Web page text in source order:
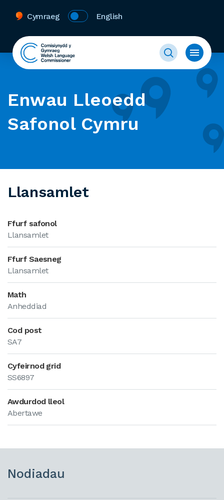
Cymraeg English
Enwau Lleoedd
Safonol Cymru
Llansamlet
Ffurf safonol
Llansamlet
Ffurf Saesneg
Llansamlet
Math
Anheddiad
Cod post
SA7
Cyfeirnod grid
SS6897
Awdurdod lleol
Abertawe
Nodiadau